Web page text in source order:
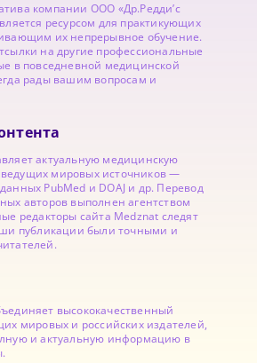
компании ООО «Др.Редди’с
ресурсом для практикующих
их непрерывное обучение.
на другие профессиональные
в повседневной медицинской
рады вашим вопросам и
актуальную медицинскую
мировых источников —
PubMed и DOAJ и др. Перевод
авторов выполнен агентством
редакторы сайта Medznat следят
публикации были точными и
высококачественный
мировых и российских издателей,
и актуальную информацию в